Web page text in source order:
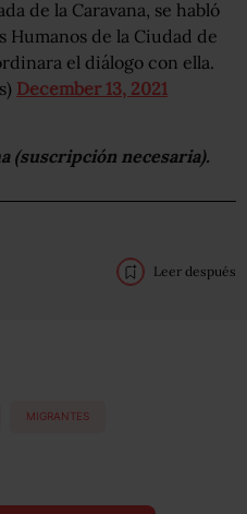
de la Caravana, se habló
Humanos de la Ciudad de
el diálogo con ella.
December 13, 2021
(suscripción necesaria).
Leer después
MIGRANTES